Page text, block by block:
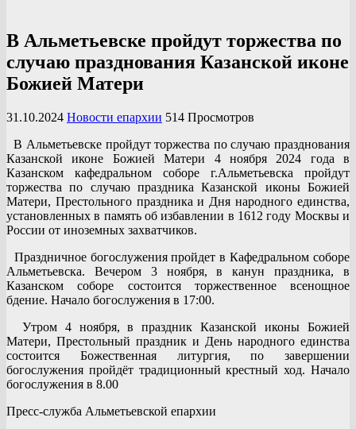
В Альметьевске пройдут торжества по
случаю празднования Казанской иконе
Божией Матери
31.10.2024 Новости епархии 514 Просмотров
В Альметьевске пройдут торжества по случаю празднования
Казанской иконе Божией Матери 4 ноября 2024 года в
Казанском кафедральном соборе г.Альметьевска пройдут
торжества по случаю праздника Казанской иконы Божией
Матери, Престольного праздника и Дня народного единства,
установленных в память об избавлении в 1612 году Москвы и
России от иноземных захватчиков.
Праздничное богослужения пройдет в Кафедральном соборе
Альметьевска. Вечером 3 ноября, в канун праздника, в
Казанском соборе состоится торжественное всенощное
бдение. Начало богослужения в 17:00.
Утром 4 ноября, в праздник Казанской иконы Божией
Матери, Престольный праздник и День народного единства
состоится Божественная литургия, по завершении
богослужения пройдёт традиционный крестный ход. Начало
богослужения в 8.00
Пресс-служба Альметьевской епархии